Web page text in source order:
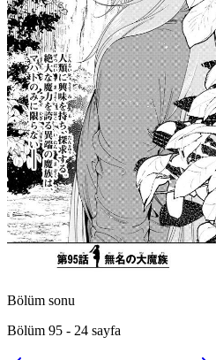
Bölüm sonu
Bölüm 95 - 24 sayfa